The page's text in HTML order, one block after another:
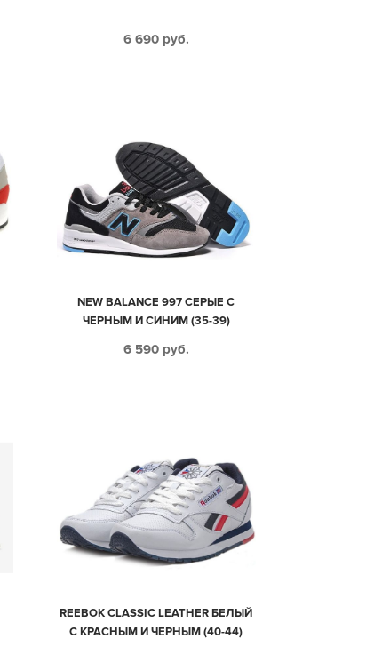
6 690 руб.
NEW BALANCE 997 СЕРЫЕ С
ЧЕРНЫМ И СИНИМ (35-39)
6 590 руб.
REEBOK CLASSIC LEATHER БЕЛЫЙ
С КРАСНЫМ И ЧЕРНЫМ (40-44)